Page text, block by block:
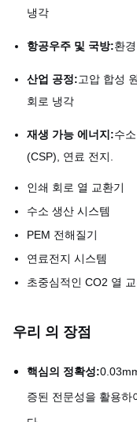
냉각
항공우주 및 국방:환
산업 공정:고압 합성
회로 냉각
재생 가능 에너지:수
(CSP), 연료 전지.
인쇄 회로 열 교환기
수소 생산 시스템
PEM 전해질기
연료전지 시스템
초중심적인 CO2 열
우리 의 장점
핵심의 정확성:
증된 전문성을 활용하